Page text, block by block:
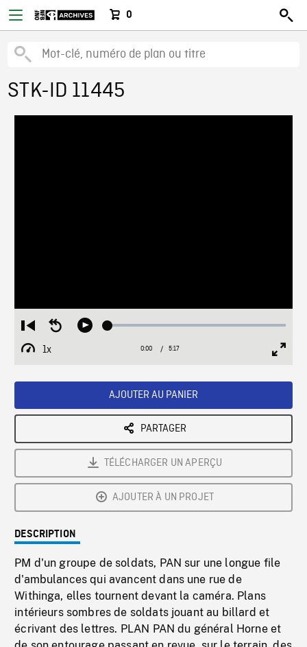
0
STK-ID 11445
Restart
from
beginning
Seek
Play Loaded:
1x
Playback
Current
0:00 / Duration
5:17
AJOUTER AU PANIER
PARTAGER
TÉLÉCHARGER UN APERÇU
AJOUTER À UN PROJET
DESCRIPTION
PM d'un groupe de soldats, PAN sur une longue file
d'ambulances qui avancent dans une rue de
Withinga, elles tournent devant la caméra. Plans
intérieurs sombres de soldats jouant au billard et
écrivant des lettres. PLAN PAN du général Horne et